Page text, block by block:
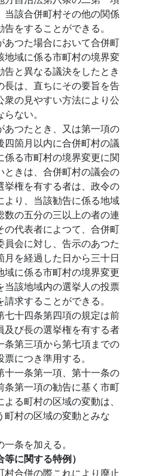
当該合併町村その他の関係
をすることができる。
あつた場合において合併町
地域に係る市町村の境界変
告と異なる議決をしたとき
長は、直ちにその要旨を告
衆の見やすい方法により公
ない。
あつたとき、又は第一項の
四箇月以内に合併町村の議
係る市町村の境界変更に関
ときは、合併町村の議会の
挙権を有する者は、政令の
より、当該勧告に係る地域
数の五分の三以上の者の連
の代表者によつて、合併町
員会に対し、告示のあつた
月を経過した日から三十日
域に係る市町村の境界変更
当該地域内の選挙人の投票
求することができる。
七十四条第四項の規定は前
及び長の選挙権を有する者
条第三項から第七項までの
につき準用する。
十一条第一項、第十一条の
条第一項の勧告に基く市町
る町村の区域の変動は、
町村の区域の変動とみな
条を加える。
等に関する特例）
村合併の際これにより廃止